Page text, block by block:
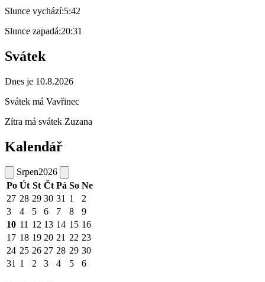
Slunce vychází:5:42
Slunce zapadá:20:31
Svátek
Dnes je 10.8.2026
Svátek má Vavřinec
Zítra má svátek Zuzana
Kalendář
Srpen2026
Po Út St Čt Pá So Ne
27 28 29 30 31 1
2
3
4 5 6 7 8
9
10 11 12 13 14 15 16
17 18 19 20 21 22 23
24 25 26 27 28 29 30
31 1 2 3 4 5 6